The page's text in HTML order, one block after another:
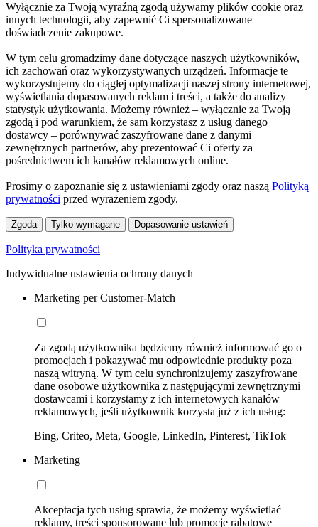
Wyłącznie za Twoją wyraźną zgodą używamy plików cookie oraz
innych technologii, aby zapewnić Ci spersonalizowane
doświadczenie zakupowe.
W tym celu gromadzimy dane dotyczące naszych użytkowników,
ich zachowań oraz wykorzystywanych urządzeń. Informacje te
wykorzystujemy do ciągłej optymalizacji naszej strony internetowej,
wyświetlania dopasowanych reklam i treści, a także do analizy
statystyk użytkowania. Możemy również – wyłącznie za Twoją
zgodą i pod warunkiem, że sam korzystasz z usług danego
dostawcy – porównywać zaszyfrowane dane z danymi
zewnętrznych partnerów, aby prezentować Ci oferty za
pośrednictwem ich kanałów reklamowych online.
Prosimy o zapoznanie się z ustawieniami zgody oraz naszą Polityką
prywatności przed wyrażeniem zgody.
Zgoda Tylko wymagane Dopasowanie ustawień
Polityka prywatności
Indywidualne ustawienia ochrony danych
Marketing per Customer-Match
Za zgodą użytkownika będziemy również informować go o
promocjach i pokazywać mu odpowiednie produkty poza
naszą witryną. W tym celu synchronizujemy zaszyfrowane
dane osobowe użytkownika z następującymi zewnętrznymi
dostawcami i korzystamy z ich internetowych kanałów
reklamowych, jeśli użytkownik korzysta już z ich usług:
Bing, Criteo, Meta, Google, LinkedIn, Pinterest, TikTok
Marketing
Akceptacja tych usług sprawia, że możemy wyświetlać
reklamy, treści sponsorowane lub promocje rabatowe